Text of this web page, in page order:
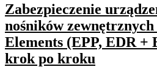
Zabezpieczenie
nośników
Elements (EPP, EDR +
krok po kroku